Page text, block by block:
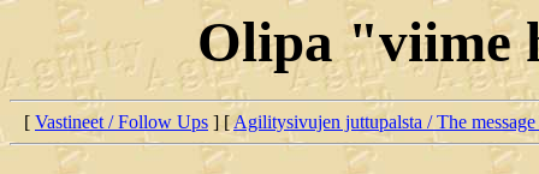
Olipa "viime
[ Vastineet / Follow Ups ] [Agilitysivujen juttupalsta / The